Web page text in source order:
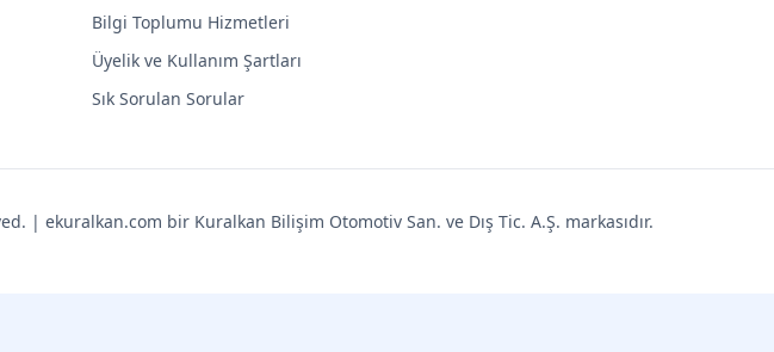
Bilgi Toplumu Hizmetleri
Üyelik ve Kullanım Şartları
Sık Sorulan Sorular
| ekuralkan.com bir Kuralkan Bilişim Otomotiv San. ve Dış Tic. A.Ş. markasıdır.